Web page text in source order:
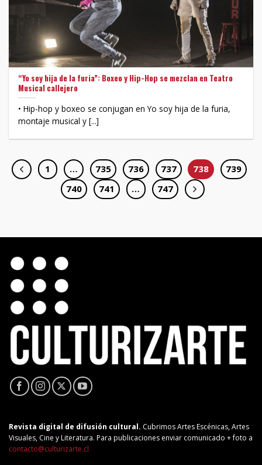
“Yo soy hija de la furia”: Boxeo y Hip-Hop se mezclan en Teatro
Musical callejero
• Hip-hop y boxeo se conjugan en Yo soy hija de la furia,
montaje musical y [...]
1 … 735 736 737 738
739
740
741 … 747
Revista digital de difusión cultural. Cubrimos Artes Escénicas, Artes
Visuales, Cine y Literatura. Para publicaciones enviar comunicado + foto a
contacto@culturizarte.cl